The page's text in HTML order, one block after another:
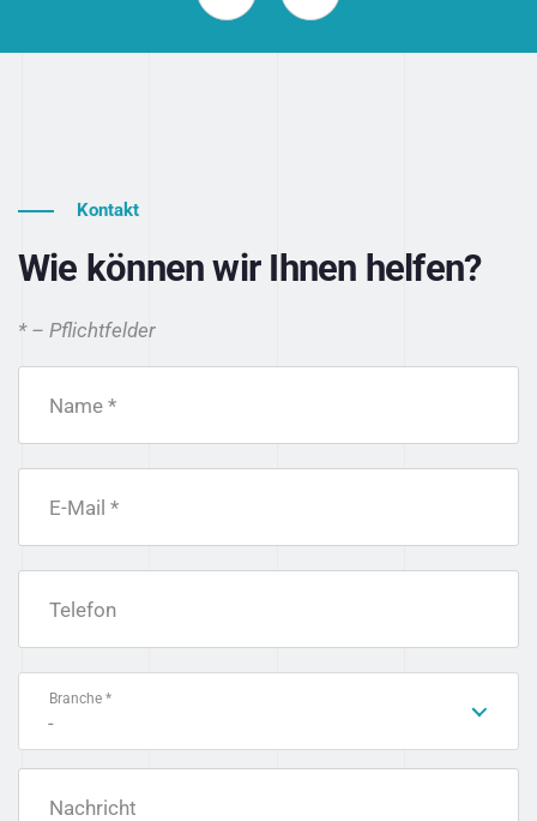
Kontakt
Wie können wir Ihnen helfen?
* – Pflichtfelder
Name *
E-Mail *
Telefon
Branche *
-
Nachricht